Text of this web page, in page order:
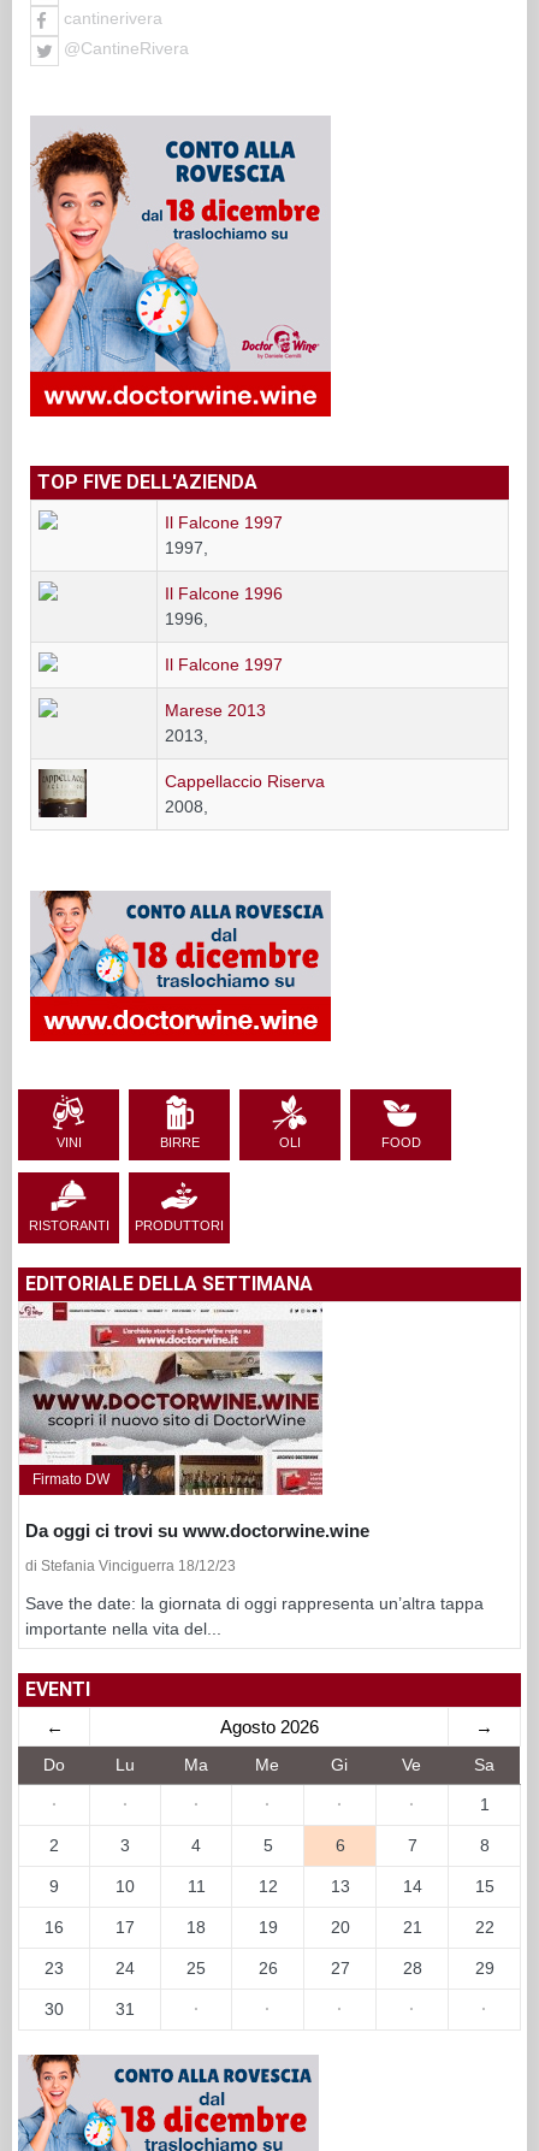
cantinerivera
@CantineRivera
TOP FIVE DELL'AZIENDA
Il Falcone 1997
1997,
Il Falcone 1996
1996,
Il Falcone 1997
Marese 2013
2013,
Cappellaccio Riserva
2008,
VINI BIRRE OLI FOOD
RISTORANTI PRODUTTORI
EDITORIALE DELLA SETTIMANA
Firmato DW
Da oggi ci trovi su www.doctorwine.wine
di Stefania Vinciguerra 18/12/23
Save the date: la giornata di oggi rappresenta un’altra tappa
importante nella vita del...
EVENTI
← Agosto 2026 →
Do Lu Ma Me Gi Ve Sa
· · · · · · 1
2 3 4 5 6 7 8
9 10 11 12 13 14 15
16 17 18 19 20 21 22
23 24 25 26 27 28 29
30 31 · · · · ·